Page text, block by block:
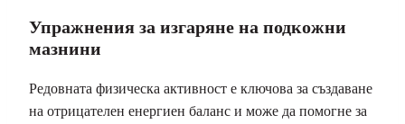
Упражнения за изгаряне на подкожни
мазнини
Редовната физическа активност е ключова за създаване
на отрицателен енергиен баланс и може да помогне за